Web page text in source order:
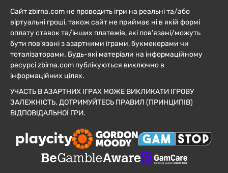
Сайт zbirna.com не проводить ігри на реальні та/або
віртуальні гроші, також сайт не приймає ні в якій формі
оплату ставок та/інших платежів, які пов’язані/можуть
бути пов’язані з азартними іграми, букмекерами чи
тоталізаторами. Будь-які матеріали на інформаційному
ресурсі zbirna.com публікуються виключно в
інформаційних цілях.
УЧАСТЬ В АЗАРТНИХ ІГРАХ МОЖЕ ВИКЛИКАТИ ІГРОВУ
ЗАЛЕЖНІСТЬ. ДОТРИМУЙТЕСЬ ПРАВИЛ (ПРИНЦИПІВ)
ВІДПОВІДАЛЬНОЇ ГРИ.